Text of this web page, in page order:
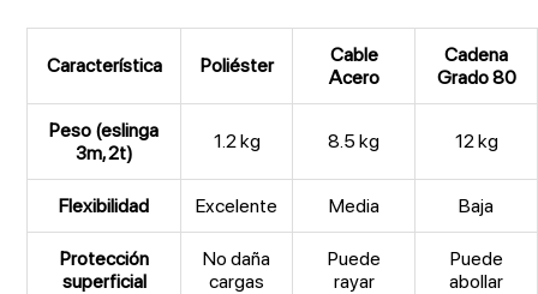
Característica Poliéster
Cable
Acero
Cadena
Grado 80
Peso (eslinga
3m, 2t)
1.2 kg 8.5 kg 12 kg
Flexibilidad Excelente Media Baja
Protección
superficial
No daña
cargas
Puede
rayar
Puede
abollar